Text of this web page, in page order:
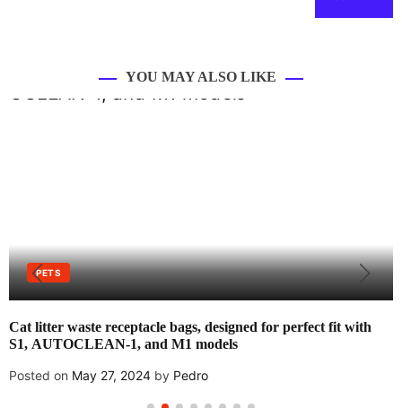
YOU MAY ALSO LIKE
PETS
Cat litter waste receptacle bags, designed for perfect fit with
S1, AUTOCLEAN-1, and M1 models
Posted on May 27, 2024 by Pedro